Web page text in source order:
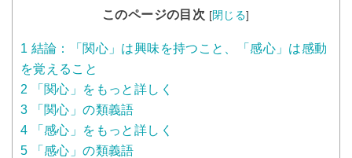
このページの目次 [閉じる]
1 結論：「関心」は興味を持つこと、「感心」は感動
を覚えること
2 「関心」をもっと詳しく
3 「関心」の類義語
4 「感心」をもっと詳しく
5 「感心」の類義語